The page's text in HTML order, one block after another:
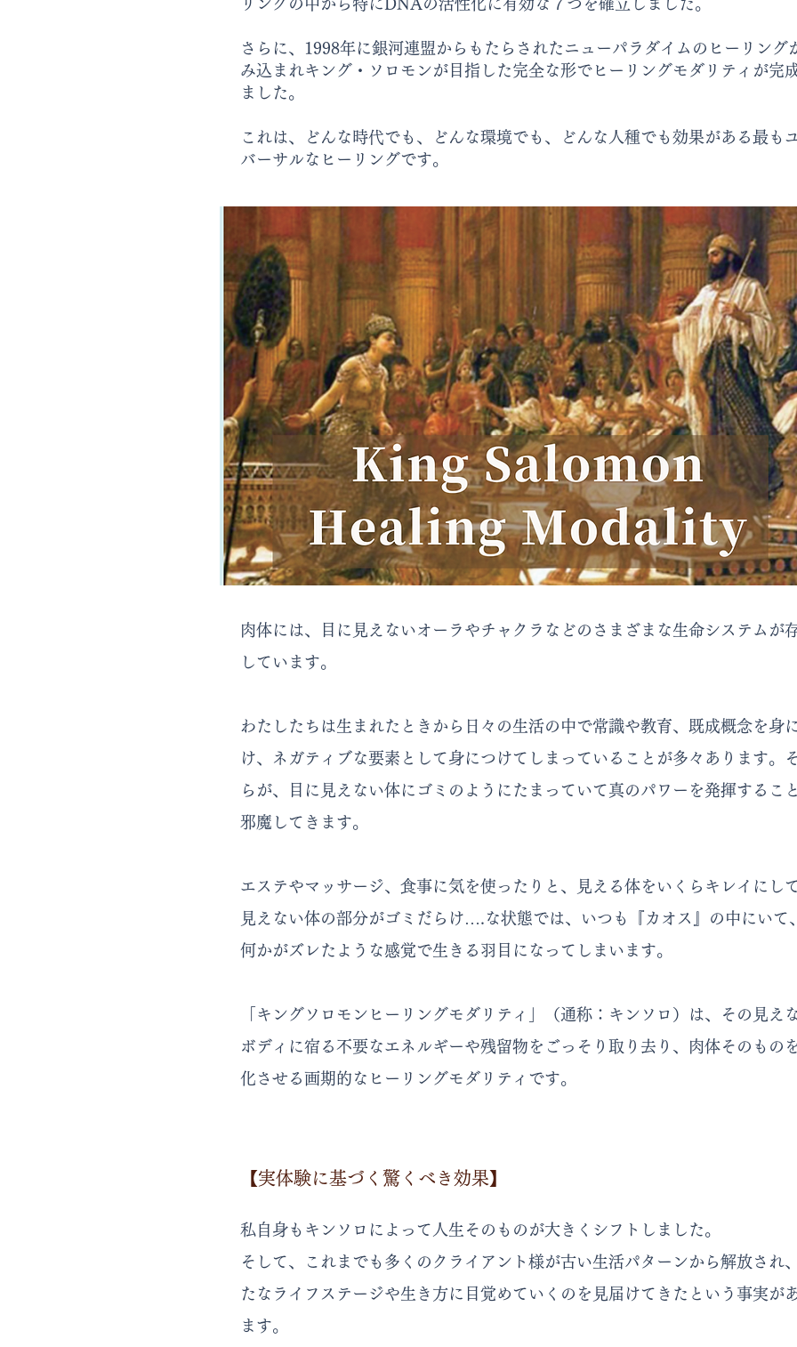
リングの中から特にDNAの活性化に有効な７つを確立しました。
さらに、1998年に銀河連盟からもたらされたニューパラダイムのヒーリング
み込まれキング・ソロモンが目指した完全な形でヒーリングモダリティが完
ました。
これは、どんな時代でも、どんな環境でも、どんな人種でも効果がある最も
バーサルなヒーリングです。
肉体には、目に見えないオーラやチャクラなどのさまざまな生命システムが
しています。
わたしたちは生まれたときから日々の生活の中で常識や教育、既成概念を身
け、ネガティブな要素として身につけてしまっていることが多々あります。
らが、目に見えない体にゴミのようにたまっていて真のパワーを発揮するこ
邪魔してきます。
エステやマッサージ、食事に気を使ったりと、見える体をいくらキレイにし
見えない体の部分がゴミだらけ….な状態では、いつも『カオス』の中にいて、
何かがズレたような感覚で生きる羽目になってしまいます。
「キングソロモンヒーリングモダリティ」（通称：キンソロ）は、その見え
ボディに宿る不要なエネルギーや残留物をごっそり取り去り、肉体そのもの
化させる画期的なヒーリングモダリティです。
【実体験に基づく驚くべき効果】
私自身もキンソロによって人生そのものが大きくシフトしました。
そして、これまでも多くのクライアント様が古い生活パターンから解放され
たなライフステージや生き方に目覚めていくのを見届けてきたという事実が
ます。